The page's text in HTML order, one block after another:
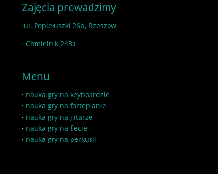
Zajęcia prowadzimy
·ul. Popiełuszki 26b, Rzeszów
· Chmielnik 243a
Menu
· nauka gry na keyboardzie
· nauka gry na fortepianie
· nauka gry na gitarze
· nauka gry na flecie
· nauka gry na perkusji